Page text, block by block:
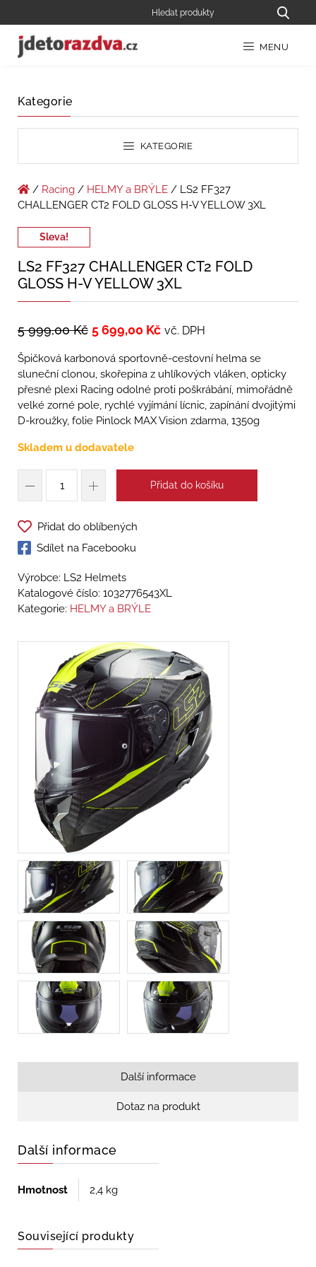
MENU
Kategorie
KATEGORIE
/ Racing / HELMY a BRÝLE / LS2 FF327
CHALLENGER CT2 FOLD GLOSS H-V YELLOW 3XL
Sleva!
LS2 FF327 CHALLENGER CT2 FOLD
GLOSS H-V YELLOW 3XL
5 999,00Kč 5 699,00 Kč vč. DPH
Špičková karbonová sportovně-cestovní helma se
sluneční clonou, skořepina z uhlíkových vláken, opticky
přesné plexi Racing odolné proti poškrábání, mimořádně
velké zorné pole, rychlé vyjímání lícnic, zapínání dvojitými
D-kroužky, folie Pinlock MAX Vision zdarma, 1350g
Skladem u dodavatele
Přidat do košíku
Přidat do oblíbených
Sdílet na Facebooku
Výrobce: LS2 Helmets
Katalogové číslo: 1032776543XL
Kategorie: HELMY a BRÝLE
Další informace
Dotaz na produkt
Další informace
Hmotnost 2,4 kg
Související produkty